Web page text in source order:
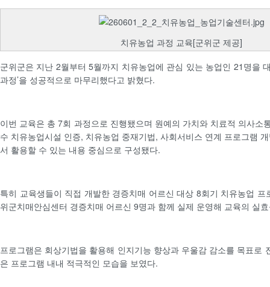
치유농업 과정 교육[군위군 제공]
군위군은 지난 2월부터 5월까지 치유농업에 관심 있는 농업인 21명을
과정’을 성공적으로 마무리했다고 밝혔다.
이번 교육은 총 7회 과정으로 진행됐으며 원예의 가치와 치료적 의사소
수 치유농업시설 인증, 치유농업 중재기법, 사회서비스 연계 프로그램
서 활용할 수 있는 내용 중심으로 구성됐다.
특히 교육생들이 직접 개발한 경증치매 어르신 대상 8회기 치유농업 프
위군치매안심센터 경증치매 어르신 9명과 함께 실제 운영해 교육의 실
프로그램은 회상기법을 활용해 인지기능 향상과 우울감 감소를 목표로
은 프로그램 내내 적극적인 모습을 보였다.